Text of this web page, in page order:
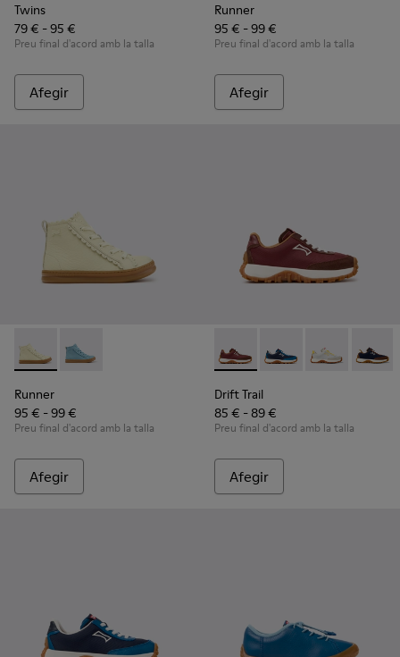
Twins
79 € - 95 €
Preu final d'acord amb la talla
Afegir
Runner
95 € - 99 €
Preu final d'acord amb la talla
Afegir
Runner - K900421-002 - Sabatilles infantils de pell beix.
Runner - K900421-001 - Sabatilles esportives de pell
Runner
95 € - 99 €
Preu final d'acord amb la talla
Afegir
Drift Trail - K800548-031 -
Drift Trail -Drift Trail -
Drift
Drift Trail
85 € - 89 €
Preu final d'acord amb la talla
Afegir